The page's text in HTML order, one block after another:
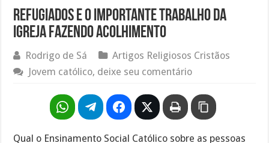
Refugiados e o importante trabalho da
igreja fazendo acolhimento
Rodrigo de Sá
Artigos Religiosos Cristãos
Jovem católico, deixe seu comentário
Qual o Ensinamento Social Católico sobre as pessoas